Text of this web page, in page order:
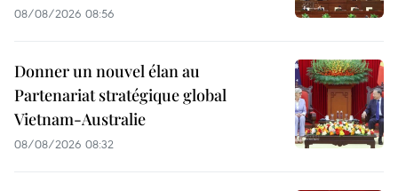
08/08/2026 08:56
Donner un nouvel élan au
Partenariat stratégique global
Vietnam-Australie
08/08/2026 08:32